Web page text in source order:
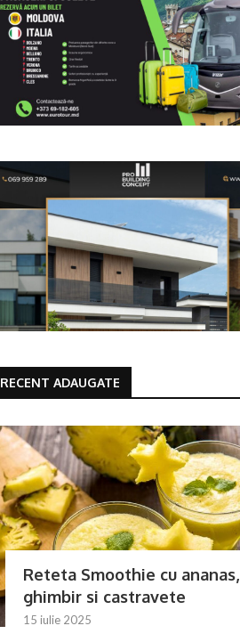
RECENT ADAUGATE
Reteta Smoothie cu ananas,
ghimbir si castravete
15 iulie 2025